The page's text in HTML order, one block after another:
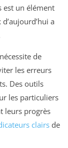
est un élément
a
de
les erreurs
Des outils
les particuliers
leurs progrès
clairs de